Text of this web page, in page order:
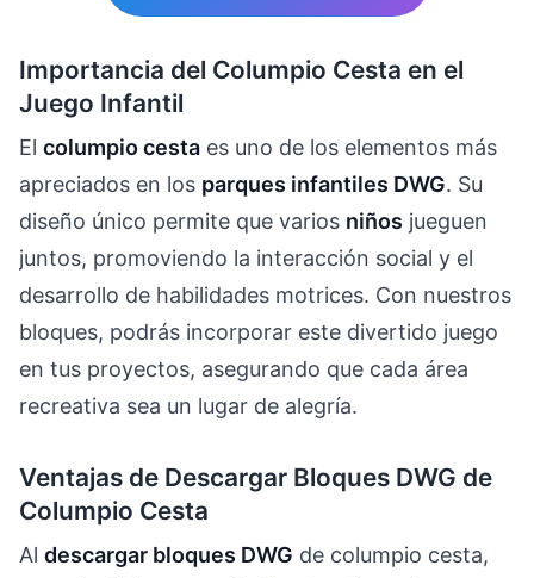
Importancia del Columpio Cesta en el
Juego Infantil
El columpio cesta es uno de los elementos más
apreciados en los parques infantiles DWG. Su
diseño único permite que varios niños jueguen
juntos, promoviendo la interacción social y el
desarrollo de habilidades motrices. Con nuestros
bloques, podrás incorporar este divertido juego
en tus proyectos, asegurando que cada área
recreativa sea un lugar de alegría.
Ventajas de Descargar Bloques DWG de
Columpio Cesta
Al descargar bloques DWG de columpio cesta,